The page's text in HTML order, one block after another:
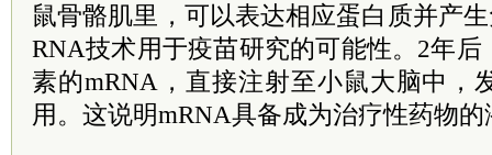
鼠骨骼肌里，可以表达相应蛋白质并产
RNA技术用于疫苗研究的可能性。2年
素的mRNA，直接注射至小鼠大脑中，
用。这说明mRNA具备成为治疗性药物的